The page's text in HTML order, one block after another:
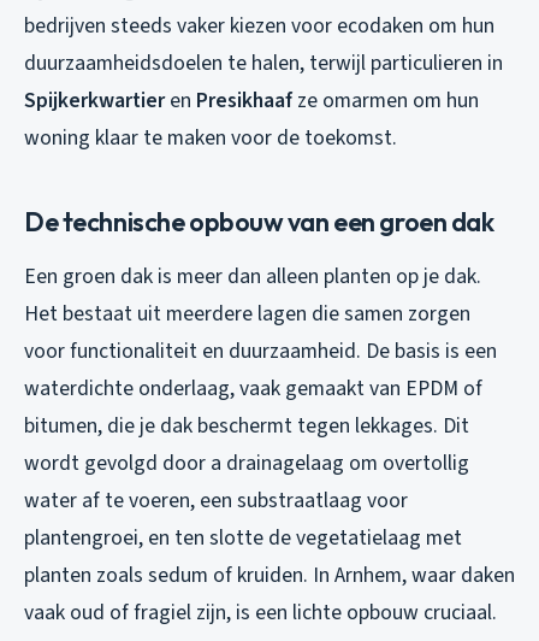
bedrijven steeds vaker kiezen voor ecodaken om hun
duurzaamheidsdoelen te halen, terwijl particulieren in
Spijkerkwartieren Presikhaafze omarmen om hun
woning klaar te maken voor de toekomst.
De technische opbouw van een groen dak
Een groen dak is meer dan alleen planten op je dak.
Het bestaat uit meerdere lagen die samen zorgen
voor functionaliteit en duurzaamheid. De basis is een
waterdichte onderlaag, vaak gemaakt van EPDM of
bitumen, die je dak beschermt tegen lekkages. Dit
wordt gevolgd door a drainagelaag om overtollig
water af te voeren, een substraatlaag voor
plantengroei, en ten slotte de vegetatielaag met
planten zoals sedum of kruiden. In Arnhem, waar daken
vaak oud of fragiel zijn, is een lichte opbouw cruciaal.